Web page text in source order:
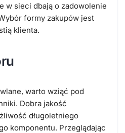
w sieci dbają o zadowolenie
formy zakupów jest
klienta.
warto wziąć pod
Dobra jakość
długoletniego
komponentu. Przeglądając